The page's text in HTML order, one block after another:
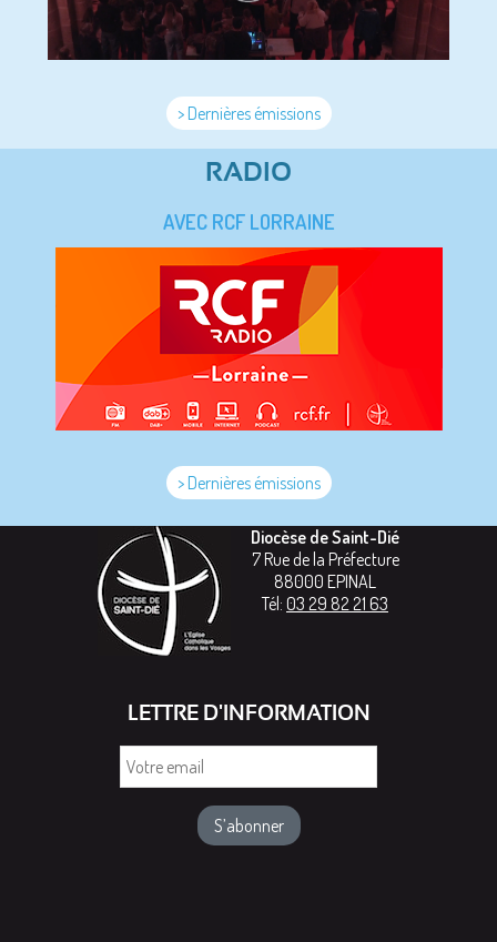
> Dernières émissions
RADIO
AVEC RCF LORRAINE
> Dernières émissions
Diocèse de Saint-Dié
7 Rue de la Préfecture
88000 EPINAL
Tél: 03 29 82 21 63
LETTRE D'INFORMATION